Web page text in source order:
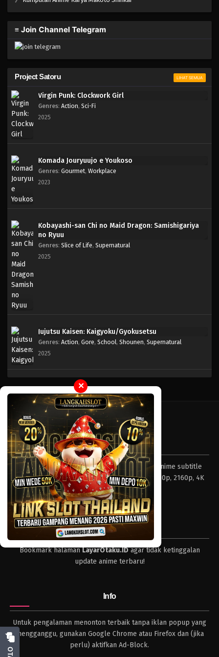
Blue Lock Episode 06
Eps 04 - Episode 04 - April 17, 2023
Blue Lock Episode 02
Eps 02 - Episode 02 - April 17, 2023
≡ Join Channel Telegram
Project Satoru LIHAT SEMUA
Virgin Punk: Clockwork Girl
Genres: Action, Sci-Fi
2025
Komada Jouryuujo e Youkoso
Genres: Gourmet, Workplace
2023
Kobayashi-san Chi no Maid Dragon: Samishigariya
no Ryuu
Genres: Slice of Life, Supernatural
2025
Jujutsu Kaisen: Kaigyoku/Gyokusetsu
Genres: Action, Gore, School, Shounen, Supernatural
2025
✕
Tentang LayarOtaku
Layar Otaku – Tempat nonton dan download anime subtitle
Indonesia resolusi 240p, 360p, 480p, 720p, 1080p, 2160p, 4K
dan format lengkap.
Tips
Bookmark halamanLayarOtaku.IDagar tidak ketinggalan
update anime terbaru!
Info
Untuk pengalaman menonton terbaik tanpa iklan popup yang
mengganggu, gunakan Google Chrome atau Firefox dan (jika
perlu) aktifkan Ad-Block.